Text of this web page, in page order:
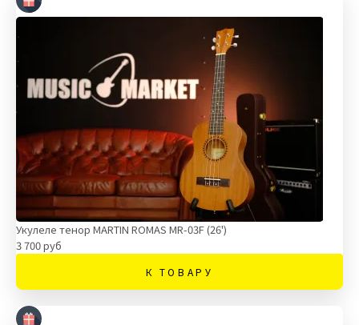
Укулеле тенор MARTIN ROMAS MR-03F (26')
3 700 руб
К ТОВАРУ